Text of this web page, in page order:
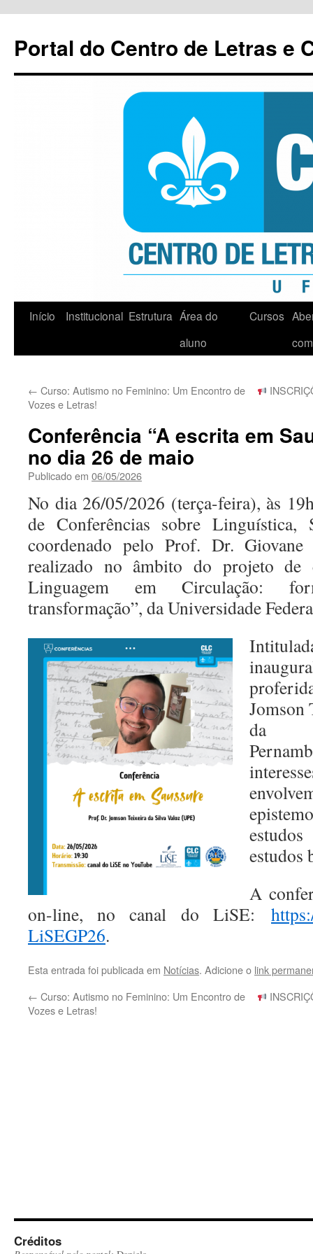
conteúdo
Portal do Centro de Letras e
Início Institucional Estrutura Área do
aluno
Cursos
← Curso: Autismo no Feminino: Um Encontro de
Vozes e Letras!
Conferência “A escrita em
no dia 26 de maio
Publicado em 06/05/2026
No dia 26/05/2026 (terça-feira), às
de Conferências sobre Linguística,
coordenado pelo Prof. Dr. Giovane
realizado no âmbito do projeto de
Linguagem em Circulação:
transformação”, da Universidade
Jomson
da
estudos
A
on-line, no canal do LiSE:
LiSEGP26.
Esta entrada foi publicada em Notícias. Adicione o link
← Curso: Autismo no Feminino: Um Encontro de
Vozes e Letras!
Créditos